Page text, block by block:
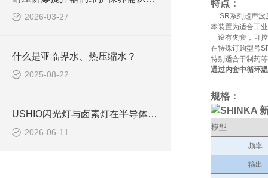
2026-03-27
什么是亚临界水、热压缩水？
2025-08-22
USHIO闪光灯与卤素灯在半导体热处理中的应用
2026-06-11
特点：
SR系列超声波
本装置为适合工
设有夹套，可控
在特殊订购型号
特别适合于制药
通过内套中循环
规格：
模型
频率
输出